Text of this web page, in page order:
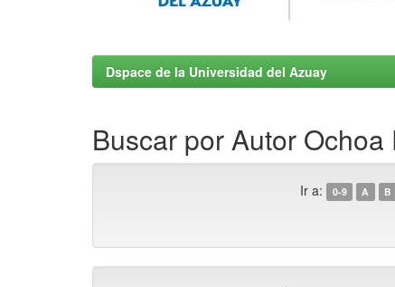
Dspace de la Universidad del Azuay
Buscar por Autor
Ir a: 0-9 A B